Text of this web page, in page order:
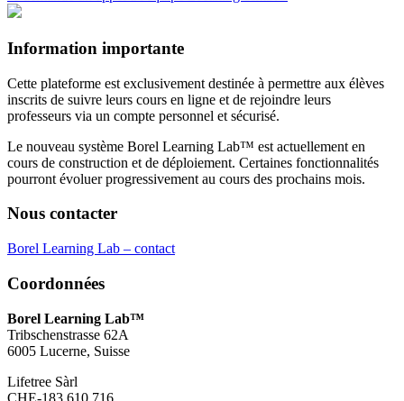
Information importante
Cette plateforme est exclusivement destinée à permettre aux élèves
inscrits de suivre leurs cours en ligne et de rejoindre leurs
professeurs via un compte personnel et sécurisé.
Le nouveau système Borel Learning Lab™ est actuellement en
cours de construction et de déploiement. Certaines fonctionnalités
pourront évoluer progressivement au cours des prochains mois.
Nous contacter
Borel Learning Lab – contact
Coordonnées
Borel Learning Lab™
Tribschenstrasse 62A
6005 Lucerne, Suisse
Lifetree Sàrl
CHE-183.610.716